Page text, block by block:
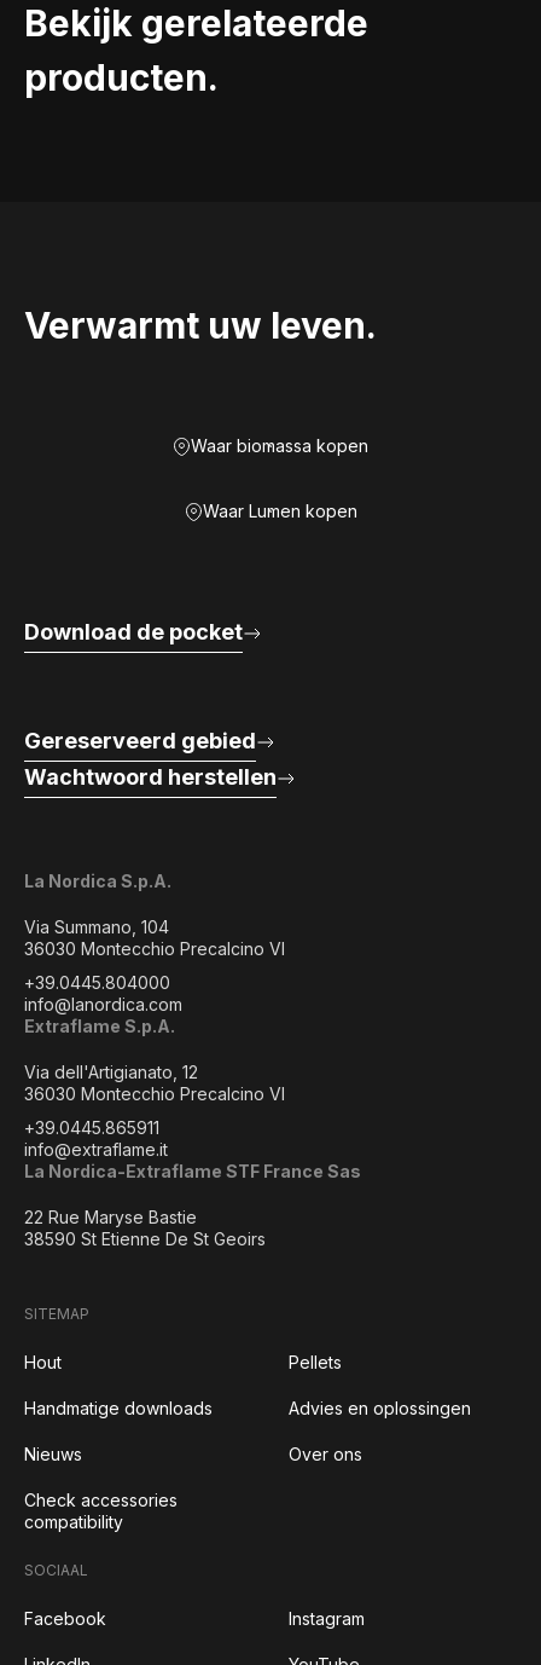
Bekijk gerelateerde
producten.
Verwarmt uw leven.
Waar biomassa kopen
Waar Lumen kopen
La Nordica S.p.A.
Via Summano, 104
36030 Montecchio Precalcino VI
+39.0445.804000
info@lanordica.com
Extraflame S.p.A.
Via dell'Artigianato, 12
36030 Montecchio Precalcino VI
+39.0445.865911
info@extraflame.it
La Nordica-Extraflame STF France Sas
22 Rue Maryse Bastie
38590 St Etienne De St Geoirs
Download de pocket
Gereserveerd gebied
Wachtwoord herstellen
SITEMAP
Hout Pellets
Handmatige downloads Advies en oplossingen
Nieuws Over ons
Check accessories
compatibility
SOCIAAL
Facebook Instagram